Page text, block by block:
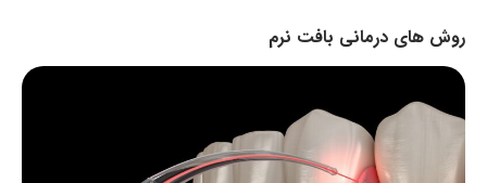
روش‌ های درمانی بافت نرم